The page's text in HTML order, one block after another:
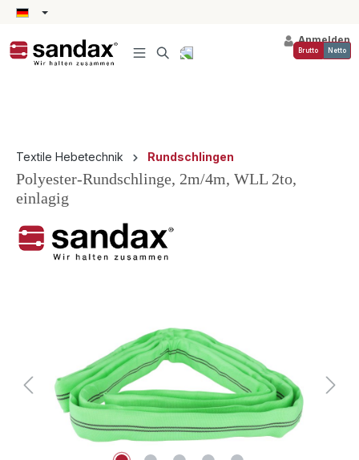
springen
Anmelden
Brutto Netto
Textile Hebetechnik Rundschlingen
Polyester-Rundschlinge, 2m/4m, WLL 2to,
einlagig